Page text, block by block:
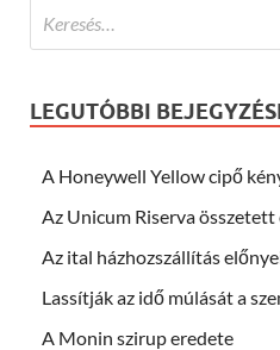
LEGUTÓBBI
A Honeywell Yellow cipő
Az Unicum Riserva összetett
Az ital házhozszállítás
Lassítják az idő múlását a
A Monin szirup eredete